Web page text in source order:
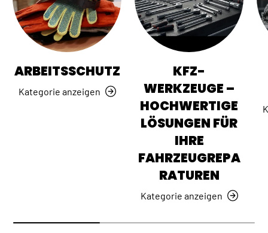
ARBEITSSCHUTZ
Kategorie anzeigen
KFZ-
WERKZEUGE –
HOCHWERTIGE
LÖSUNGEN FÜR
IHRE
FAHRZEUGREPA
RATUREN
Kategorie anzeigen